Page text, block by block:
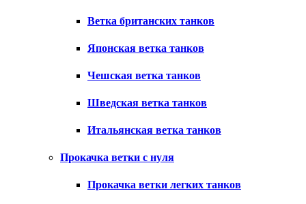
Ветка британских танков
Японская ветка танков
Чешская ветка танков
Шведская ветка танков
Итальянская ветка танков
Прокачка ветки с нуля
Прокачка ветки легких танков